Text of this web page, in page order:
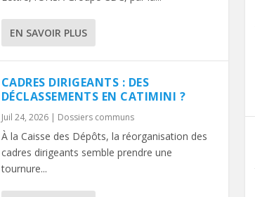
EN SAVOIR PLUS
CADRES DIRIGEANTS : DES
DÉCLASSEMENTS EN CATIMINI ?
Juil 24, 2026| Dossiers communs
À la Caisse des Dépôts, la réorganisation des
cadres dirigeants semble prendre une
tournure...